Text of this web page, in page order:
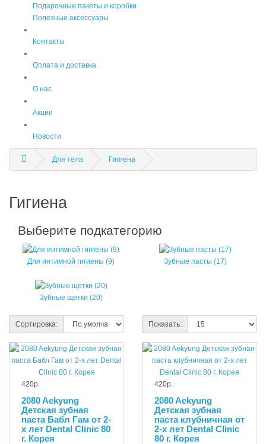
Подарочные пакеты и коробки
Полезные аксессуары
Контакты
Оплата и доставка
О нас
Акции
Новости
Для тела Гигиена
Гигиена
Выберите подкатегорию
Для интимной гигиены (9) Зубные пасты (17)
Зубные щетки (20)
Сортировка: Показать:
420р.
2080 Aekyung
Детская зубная
паста Бабл Гам от 2-
х лет Dental Clinic 80
г. Корея
420р.
2080 Aekyung
Детская зубная
паста клубничная от
2-х лет Dental Clinic
80 г. Корея